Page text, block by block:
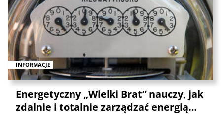
INFORMACJE
Energetyczny „Wielki Brat” nauczy, jak
zdalnie i totalnie zarządzać energią…